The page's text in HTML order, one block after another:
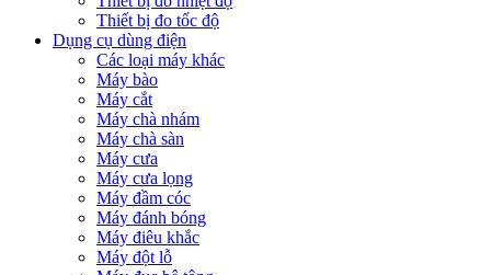
Thiết bị đo tốc độ
Dụng cụ dùng điện
Các loại máy khác
Máy bào
Máy cắt
Máy chà nhám
Máy chà sàn
Máy cưa
Máy cưa lọng
Máy đầm cóc
Máy đánh bóng
Máy điêu khắc
Máy đột lỗ